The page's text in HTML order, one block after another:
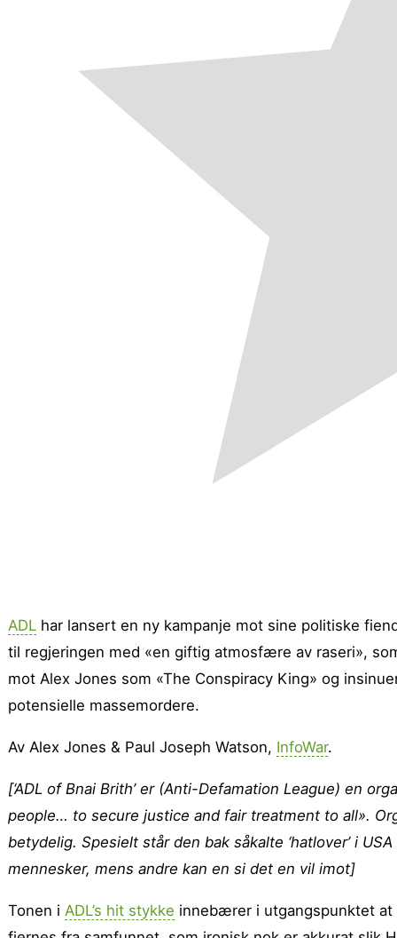
ADL har lansert en ny kampanje mot sine politiske
til regjeringen med «en giftig atmosfære av raseri»,
mot Alex Jones som «The Conspiracy King» og
potensielle massemordere.
Av Alex Jones & Paul Joseph Watson, InfoWar.
[‘ADL of Bnai Brith’ er (Anti-Defamation League) en
people… to secure justice and fair treatment to all».
betydelig. Spesielt står den bak såkalte ‘hatlover’ i
mennesker, mens andre kan en si det en vil imot]
Tonen i ADL’s hit stykke innebærer i utgangspunktet at